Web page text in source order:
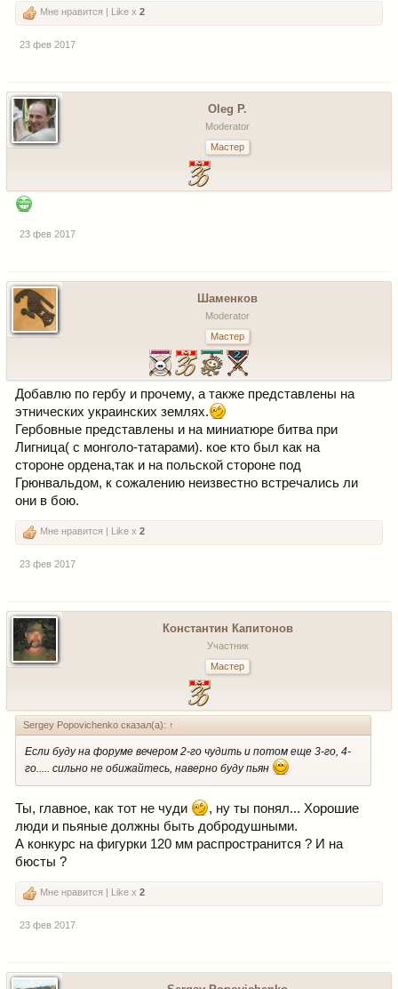
Мне нравится | Like x 2
23 фев 2017
Oleg P.
Moderator
Мастер
23 фев 2017
Шаменков
Moderator
Мастер
Добавлю по гербу и прочему, а также представлены на
этнических украинских землях.
Гербовные представлены и на миниатюре битва при
Лигница( с монголо-татарами). кое кто был как на
стороне ордена,так и на польской стороне под
Грюнвальдом, к сожалению неизвестно встречались ли
они в бою.
Мне нравится | Like x 2
23 фев 2017
Константин Капитонов
Участник
Мастер
Sergey Popovichenko сказал(а): ↑
Если буду на форуме вечером 2-го чудить и потом еще 3-го, 4-
го..... сильно не обижайтесь, наверно буду пьян
Ты, главное, как тот не чуди
, ну ты понял... Хорошие
люди и пьяные должны быть добродушными.
А конкурс на фигурки 120 мм распространится ? И на
бюсты ?
Мне нравится | Like x 2
23 фев 2017